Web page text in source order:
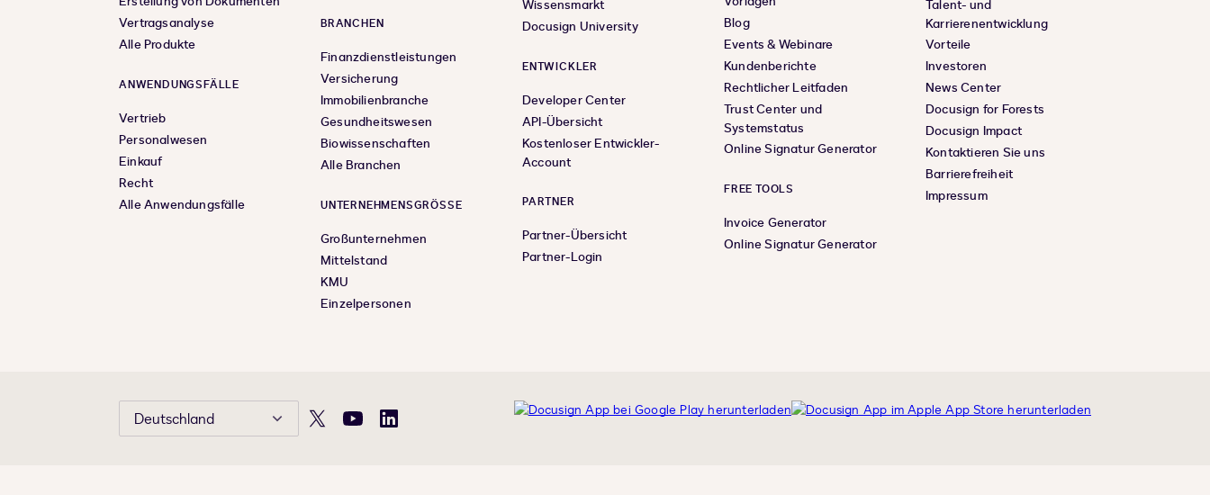
Vertragsanalyse
Alle Produkte
ANWENDUNGSFÄLLE
Vertrieb
Personalwesen
Einkauf
Recht
Alle Anwendungsfälle
BRANCHEN
Finanzdienstleistungen
Versicherung
Immobilienbranche
Gesundheitswesen
Biowissenschaften
Alle Branchen
UNTERNEHMENSGRÖSSE
Großunternehmen
Mittelstand
KMU
Einzelpersonen
Wissensmarkt
Docusign University
ENTWICKLER
Developer Center
API-Übersicht
Kostenloser Entwickler-
Account
PARTNER
Partner-Übersicht
Partner-Login
Blog
Events & Webinare
Kundenberichte
Rechtlicher Leitfaden
Trust Center und
Systemstatus
Online Signatur Generator
FREE TOOLS
Invoice Generator
Online Signatur Generator
Talent- und
Karrierenentwicklung
Vorteile
Investoren
News Center
Docusign for Forests
Docusign Impact
Kontaktieren Sie uns
Barrierefreiheit
Impressum
Deutschland X YouTubeLinkedIn